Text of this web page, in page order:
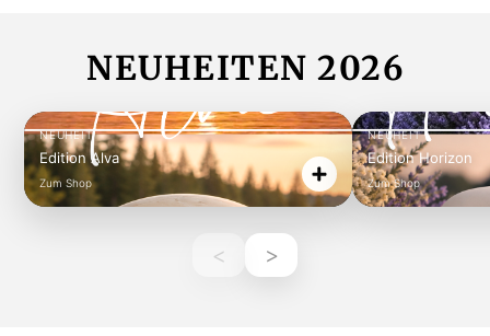
NEUHEITEN 2026
NEUHEIT
Edition Alva
Zum Shop
NEUHEIT
Edition Horizon
Zum Shop
< >